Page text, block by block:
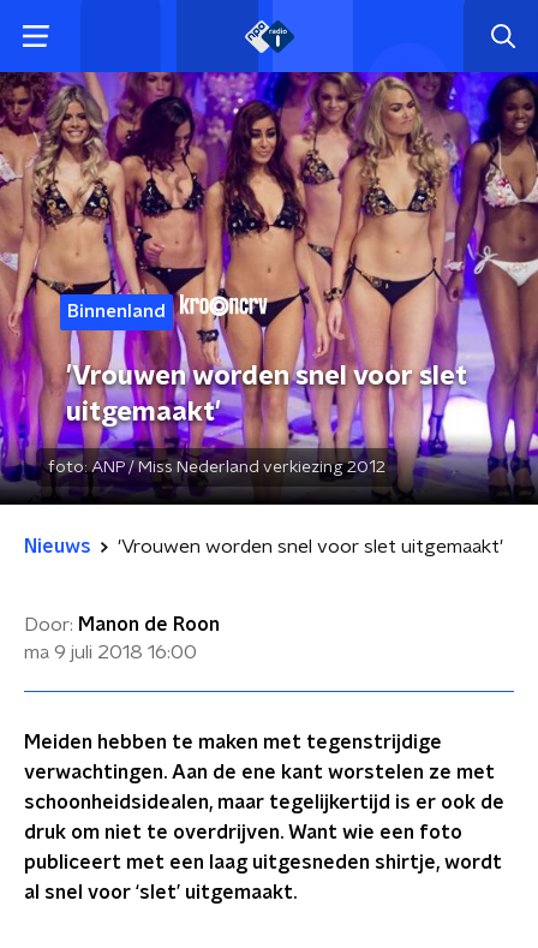
Binnenland
'Vrouwen worden snel voor slet
uitgemaakt'
foto:ANP / Miss Nederland verkiezing 2012
Nieuws 'Vrouwen worden snel voor slet uitgemaakt'
Door: Manon de Roon
ma 9 juli 2018 16:00
Meiden hebben te maken met tegenstrijdige
verwachtingen. Aan de ene kant worstelen ze met
schoonheidsidealen, maar tegelijkertijd is er ook de
druk om niet te overdrijven. Want wie een foto
publiceert met een laag uitgesneden shirtje, wordt
al snel voor ‘slet’ uitgemaakt.